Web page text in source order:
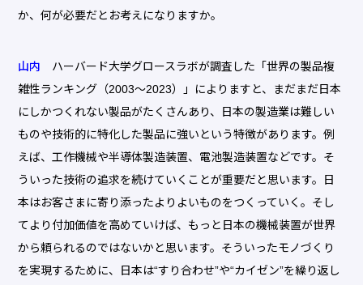
か、何が必要だとお考えになりますか。
山内 ハーバード大学グロースラボが調査した「世界の製品複
雑性ランキング（2003〜2023）」によりますと、まだまだ日本
にしかつくれない製品がたくさんあり、日本の製造業は難しい
ものや技術的に特化した製品に強いという特徴があります。例
えば、工作機械や半導体製造装置、電池製造装置などです。そ
ういった技術の追求を続けていくことが重要だと思います。日
本はお客さまに寄り添ったよりよいものをつくっていく。そし
てより付加価値を高めていけば、もっと日本の機械装置が世界
から頼られるのではないかと思います。そういったモノづくり
を実現するために、日本は“すり合わせ”や“カイゼン”を繰り返し